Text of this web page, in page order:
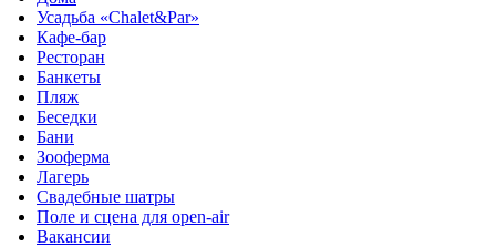
Усадьба «Chalet&Par»
Кафе-бар
Ресторан
Банкеты
Пляж
Беседки
Бани
Зооферма
Лагерь
Свадебные шатры
Поле и сцена для open-air
Вакансии